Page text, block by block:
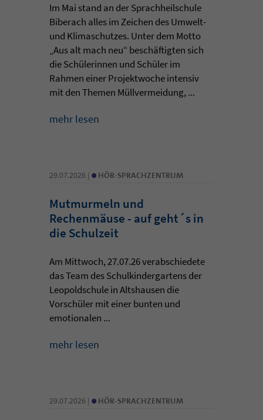
Im Mai stand an der Sprachheilschule
Biberach alles im Zeichen des Umwelt-
und Klimaschutzes. Unter dem Motto
„Aus alt mach neu“ beschäftigten sich
die Schülerinnen und Schüler im
Rahmen einer Projektwoche intensiv
mit den Themen Müllvermeidung, ...
mehr lesen
29.07.2026 | • HÖR-SPRACHZENTRUM
Mutmurmeln und
Rechenmäuse - auf geht´s in
die Schulzeit
Am Mittwoch, 27.07.26 verabschiedete
das Team des Schulkindergartens der
Leopoldschule in Altshausen die
Vorschüler mit einer bunten und
emotionalen ...
mehr lesen
29.07.2026 | • HÖR-SPRACHZENTRUM